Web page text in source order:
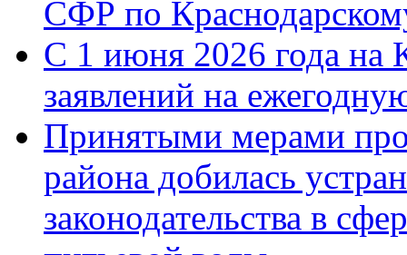
СФР по
С 1 июня 2026 года на
заявлений на
Принятыми мерами
района добилась
законодательства в